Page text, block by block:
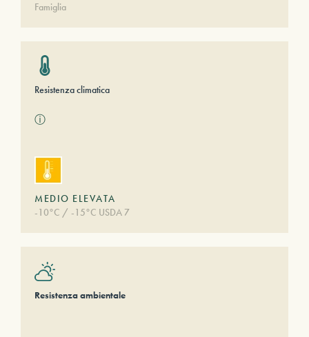
Famiglia
Resistenza climatica
ⓘ
MEDIO ELEVATA
-10°C / -15°C USDA 7
Resistenza ambientale